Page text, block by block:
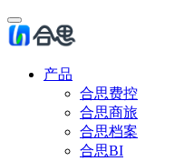
产品
合思费控
合思商旅
合思档案
合思BI